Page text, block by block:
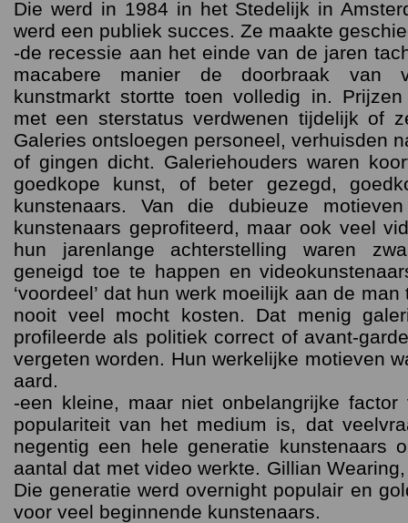
Die werd in 1984 in het Stedelijk in
werd een publiek succes. Ze maakte
-de recessie aan het einde van de jaren
macabere manier de doorbraak van
kunstmarkt stortte toen volledig in.
met een sterstatus verdwenen tijdelijk of
Galeries ontsloegen personeel, verhuisden
of gingen dicht. Galeriehouders waren
goedkope kunst, of beter gezegd,
kunstenaars. Van die dubieuze
kunstenaars geprofiteerd, maar ook veel
hun jarenlange achterstelling waren
geneigd toe te happen en
‘voordeel’ dat hun werk moeilijk aan de
nooit veel mocht kosten. Dat menig
profileerde als politiek correct of avant-
vergeten worden. Hun werkelijke motieven
aard.
-een kleine, maar niet onbelangrijke
populariteit van het medium is, dat
negentig een hele generatie kunstenaars
aantal dat met video werkte. Gillian
Die generatie werd overnight populair en
voor veel beginnende kunstenaars.